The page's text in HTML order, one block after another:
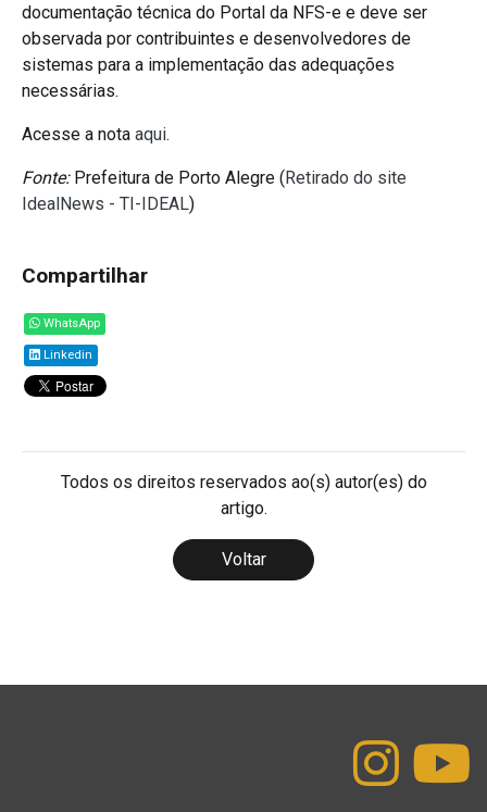
documentação técnica do Portal da NFS-e e deve ser
observada por contribuintes e desenvolvedores de
sistemas para a implementação das adequações
necessárias.
Acesse a nota aqui.
Fonte:Prefeitura de Porto Alegre (Retirado do site
IdealNews - TI-IDEAL)
Compartilhar
WhatsApp
Linkedin
Todos os direitos reservados ao(s) autor(es) do
artigo.
Voltar